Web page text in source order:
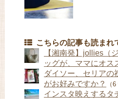
こちらの記事も読まれ
【湘南発】jollies（
ッグが、ママにオス
ダイソー、セリアの
がお好みですか？
（
インスタ映えするタ